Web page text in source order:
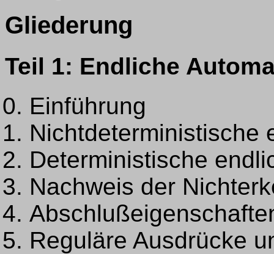
Gliederung
Teil 1: Endliche
Einführung
Nichtdeterministische
Deterministische
Nachweis der
Reguläre Ausdrücke